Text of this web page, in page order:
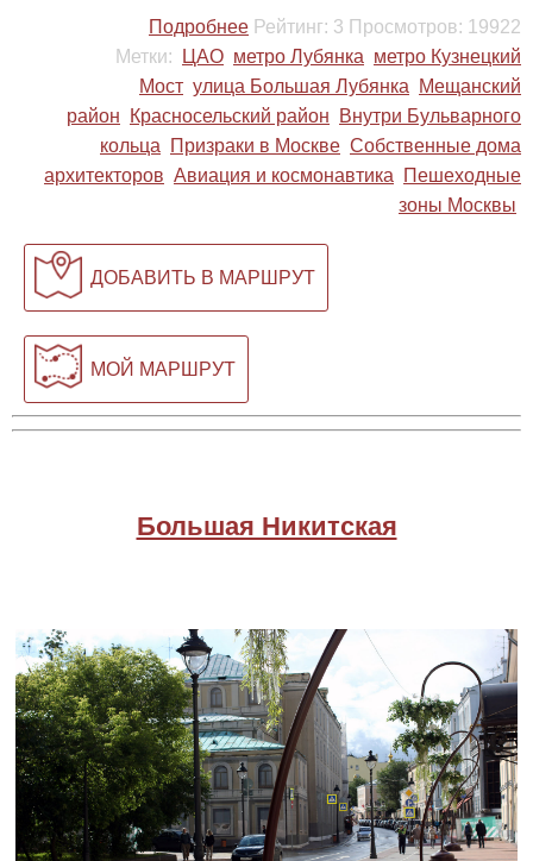
Подробнее Рейтинг: 3 Просмотров: 19922
Метки:
ЦАО метро Лубянка метро Кузнецкий
Мост улица Большая Лубянка
Мещанский
район
Красносельский район
Внутри Бульварного
кольца
Призраки в Москве Собственные дома
архитекторов Авиация и космонавтика
Пешеходные
зоны Москвы
ДОБАВИТЬ В МАРШРУТ
МОЙ МАРШРУТ
Большая Никитская